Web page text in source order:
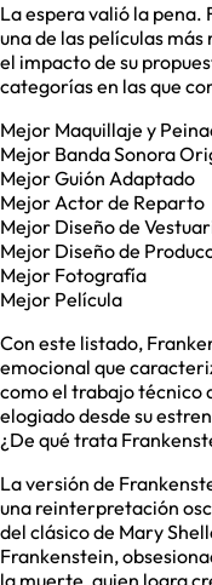
La espera valió la
una de las películas
el impacto de su
categorías en las que
Mejor Maquillaje y
Mejor Banda Sonora
Mejor Guión Adaptado
Mejor Actor de Reparto
Mejor Diseño de
Mejor Diseño de
Mejor Fotografía
Mejor Película
Con este listado,
emocional que
como el trabajo técnico
elogiado desde su
¿De qué trata
La versión de
una reinterpretación
del clásico de Mary
Frankenstein,